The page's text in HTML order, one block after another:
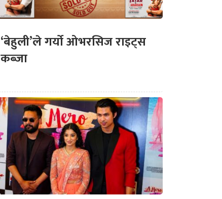
‘बेहुली’ले गर्यो ओभरसिज राइट्स
कब्जा